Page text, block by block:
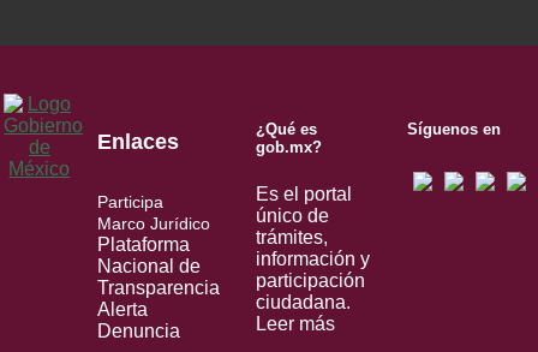
Enlaces
Participa
Marco Jurídico
Plataforma
Nacional de
Transparencia
Alerta
Denuncia
¿Qué es
gob.mx?
Es el portal
único de
trámites,
información y
participación
ciudadana.
Leer más
Síguenos en